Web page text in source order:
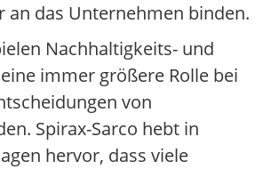
an das Unternehmen binden.
Nachhaltigkeits- und
eine immer größere Rolle bei
von
Spirax-Sarco hebt in
hervor, dass viele